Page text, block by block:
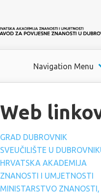
Navigation Menu
Web
GRAD DUBROVNIK
SVEUČILIŠTE U
HRVATSKA AKADEMIJA
ZNANOSTI I UMJETNOSTI
MINISTARSTVO ZNANOSTI,